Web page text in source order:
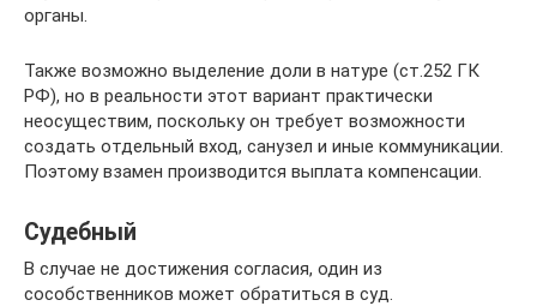
органы.
Также возможно выделение доли в натуре (ст.252 ГК
РФ), но в реальности этот вариант практически
неосуществим, поскольку он требует возможности
создать отдельный вход, санузел и иные коммуникации.
Поэтому взамен производится выплата компенсации.
Судебный
В случае не достижения согласия, один из
сособственников может обратиться в суд.